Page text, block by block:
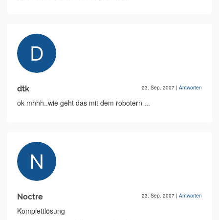
dtk 23. Sep. 2007 | Antworten
ok mhhh..wie geht das mit dem robotern ...
Noctre 23. Sep. 2007 | Antworten
Komplettlösung